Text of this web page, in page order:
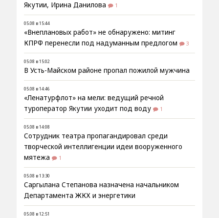
Якутии, Ирина Данилова
1
05.08 в 15:44
«Внеплановых работ» не обнаружено: митинг
КПРФ перенесли под надуманным предлогом
3
05.08 в 15:02
В Усть-Майском районе пропал пожилой мужчина
05.08 в 14:46
«Ленатурфлот» на мели: ведущий речной
туроператор Якутии уходит под воду
1
05.08 в 14:08
Сотрудник театра пропагандировал среди
творческой интеллигенции идеи вооруженного
мятежа
1
05.08 в 13:30
Саргылана Степанова назначена начальником
Департамента ЖКХ и энергетики
05.08 в 12:51